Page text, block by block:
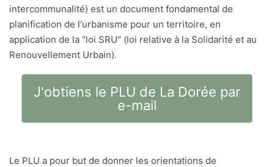
intercommunalité) est un document fondamental de
planification de l'urbanisme pour un territoire, en
application de la "loi SRU" (loi relative à la Solidarité et au
Renouvellement Urbain).
J'obtiens le PLU de La Dorée par
e-mail
Le PLU a pour but de donner les orientations de